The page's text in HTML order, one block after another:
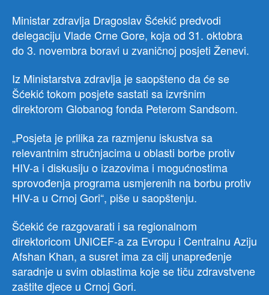
Ministar zdravlja Dragoslav Šćekić predvodi
delegaciju Vlade Crne Gore, koja od 31. oktobra
do 3. novembra boravi u zvaničnoj posjeti Ženevi.
Iz Ministarstva zdravlja je saopšteno da će se
Šćekić tokom posjete sastati sa izvršnim
direktorom Globanog fonda Peterom Sandsom.
„Posjeta je prilika za razmjenu iskustva sa
relevantnim stručnjacima u oblasti borbe protiv
HIV-a i diskusiju o izazovima i mogućnostima
sprovođenja programa usmjerenih na borbu protiv
HIV-a u Crnoj Gori“, piše u saopštenju.
Šćekić će razgovarati i sa regionalnom
direktoricom UNICEF-a za Evropu i Centralnu Aziju
Afshan Khan, a susret ima za cilj unapređenje
saradnje u svim oblastima koje se tiču zdravstvene
zaštite djece u Crnoj Gori.